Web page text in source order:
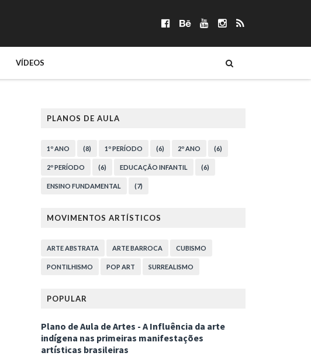
VÍDEOS
PLANOS DE AULA
1º ANO (8) 1º PERÍODO (6) 2º ANO (6)
2º PERÍODO (6) EDUCAÇÃO INFANTIL (6)
ENSINO FUNDAMENTAL (7)
MOVIMENTOS ARTÍSTICOS
ARTE ABSTRATA ARTE BARROCA CUBISMO
PONTILHISMO POP ART SURREALISMO
POPULAR
Plano de Aula de Artes - A Influência da arte
indígena nas primeiras manifestações
artísticas brasileiras